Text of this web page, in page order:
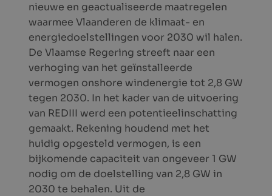
nieuwe en geactualiseerde maatregelen
waarmee Vlaanderen de klimaat- en
energiedoelstellingen voor 2030 wil halen.
De Vlaamse Regering streeft naar een
verhoging van het geïnstalleerde
vermogen onshore windenergie tot 2,8 GW
tegen 2030. In het kader van de uitvoering
van REDIII werd een potentieelinschatting
gemaakt. Rekening houdend met het
huidig opgesteld vermogen, is een
bijkomende capaciteit van ongeveer 1 GW
nodig om de doelstelling van 2,8 GW in
2030 te behalen. Uit de